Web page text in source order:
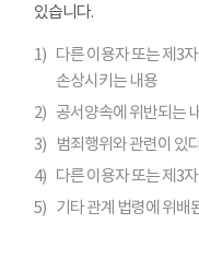
있습니다.
1) 다른 이용자 또는 제3
손상시키는 내용
2) 공서양속에 위반되는
3)
범죄행위와 관련이 있
4) 다른 이용자 또는 제3
5) 기타 관계 법령에 위배